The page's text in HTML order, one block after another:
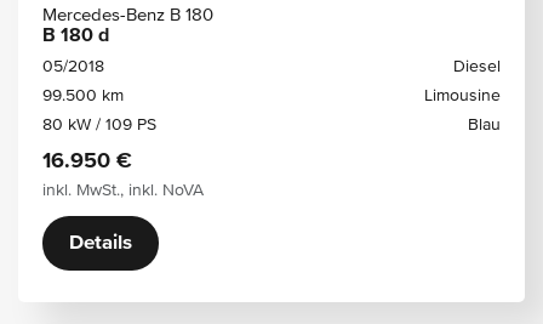
Mercedes-Benz B 180
B 180 d
05/2018
Diesel
99.500 km
Limousine
80 kW / 109 PS
Blau
16.950 €
inkl. MwSt., inkl. NoVA
Details